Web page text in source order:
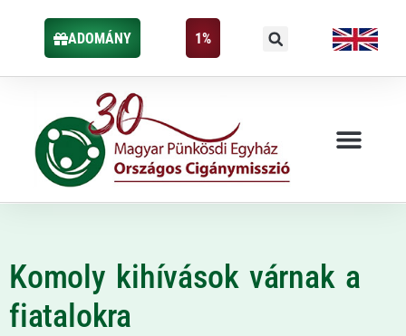
ADOMÁNY 1%
Komoly kihívások várnak a
fiatalokra